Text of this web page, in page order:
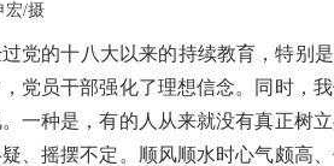
宏/摄
党的十八大以来的持续教育，特别
党员干部强化了理想信念。同时，
一种是，有的人从来就没有真正树
、摇摆不定。顺风顺水时心气颇高